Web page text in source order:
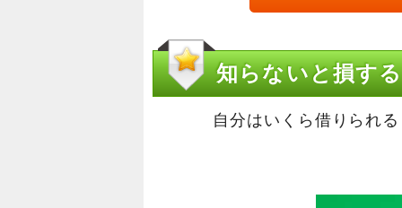
知らないと損す
自分はいくら借りられ